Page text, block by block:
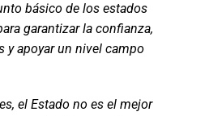
básico de los estados
garantizar la confianza,
y apoyar un nivel campo
el Estado no es el mejor